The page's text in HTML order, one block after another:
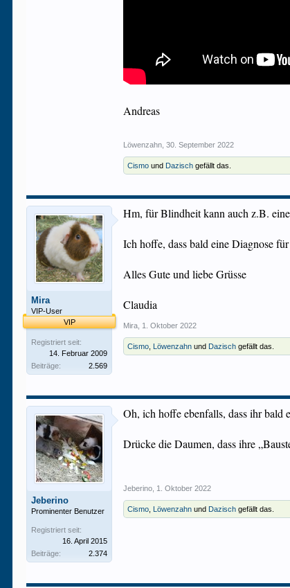
Andreas
Löwenzahn 30. September 2022
Cismo und Dazisch gefällt das.
Mira
VIP-User
VIP
Registriert seit:
14. Februar 2009
Beiträge:
2.569
Hm, für Blindheit kann auch z.B.
Ich hoffe, dass bald eine Diagnose
Alles Gute und liebe Grüsse
Claudia
Mira 1. Oktober 2022
Cismo Löwenzahn und Dazisch gefällt das.
Jeberino
Prominenter Benutzer
Registriert seit:
16. April 2015
Beiträge:
2.374
Oh, ich hoffe ebenfalls, dass ihr bald
Drücke die Daumen, dass ihre
Jeberino 1. Oktober 2022
Cismo Löwenzahn und Dazisch gefällt das.